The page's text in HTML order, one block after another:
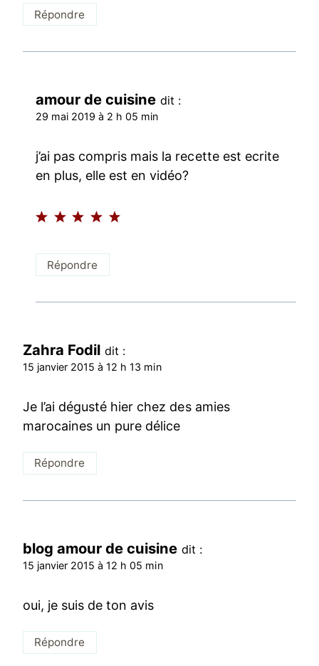
Répondre
amour de cuisine dit :
29 mai 2019 à 2 h 05 min
j’ai pas compris mais la recette est ecrite
en plus, elle est en vidéo?
Répondre
Zahra Fodil dit :
15 janvier 2015 à 12 h 13 min
Je l’ai dégusté hier chez des amies
marocaines un pure délice
Répondre
blog amour de cuisine dit :
15 janvier 2015 à 12 h 05 min
oui, je suis de ton avis
Répondre